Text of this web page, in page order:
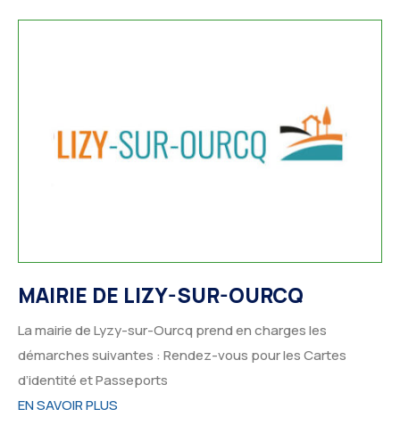
MAIRIE DE LIZY-SUR-OURCQ
La mairie de Lyzy-sur-Ourcq prend en charges les
démarches suivantes : Rendez-vous pour les Cartes
d’identité et Passeports
EN SAVOIR PLUS